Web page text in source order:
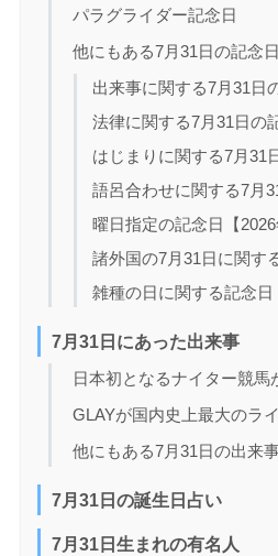
パラグライダー記念日
他にもある7月31日の記念日
出来事に関する7月31日
法律に関する7月31日の
はじまりに関する7月31
語呂合わせに関する7月
曜日指定の記念日【2026
諸外国の7月31日に関す
雑種の日に関する記念日
7月31日にあった出来事
日本初となるナイター競馬
GLAYが国内史上最大のラ
他にもある7月31日の出来
7月31日の誕生日占い
7月31日生まれの有名人